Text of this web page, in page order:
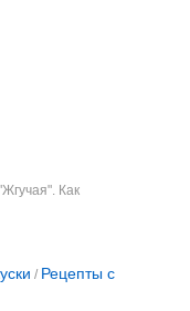
Как
/ Рецепты с